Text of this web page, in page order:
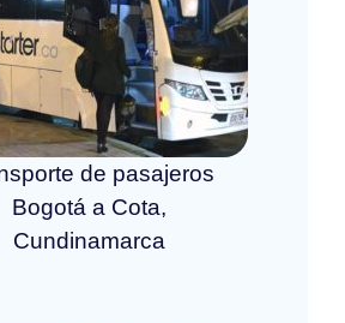
de pasajeros
Bogotá a Cota,
Cundinamarca